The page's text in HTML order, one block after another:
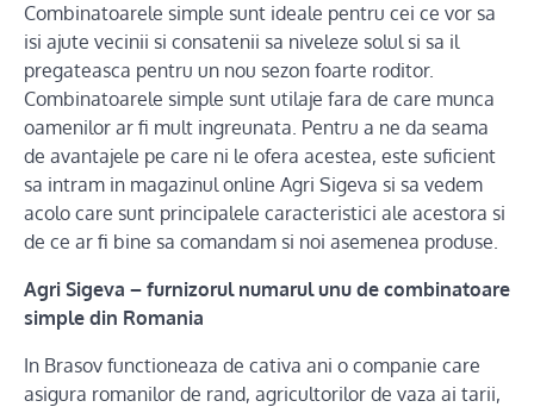
Combinatoarele simple sunt ideale pentru cei ce vor sa
isi ajute vecinii si consatenii sa niveleze solul si sa il
pregateasca pentru un nou sezon foarte roditor.
Combinatoarele simple sunt utilaje fara de care munca
oamenilor ar fi mult ingreunata. Pentru a ne da seama
de avantajele pe care ni le ofera acestea, este suficient
sa intram in magazinul online Agri Sigeva si sa vedem
acolo care sunt principalele caracteristici ale acestora si
de ce ar fi bine sa comandam si noi asemenea produse.
Agri Sigeva – furnizorul numarul unu de combinatoare
simple din Romania
In Brasov functioneaza de cativa ani o companie care
asigura romanilor de rand, agricultorilor de vaza ai tarii,